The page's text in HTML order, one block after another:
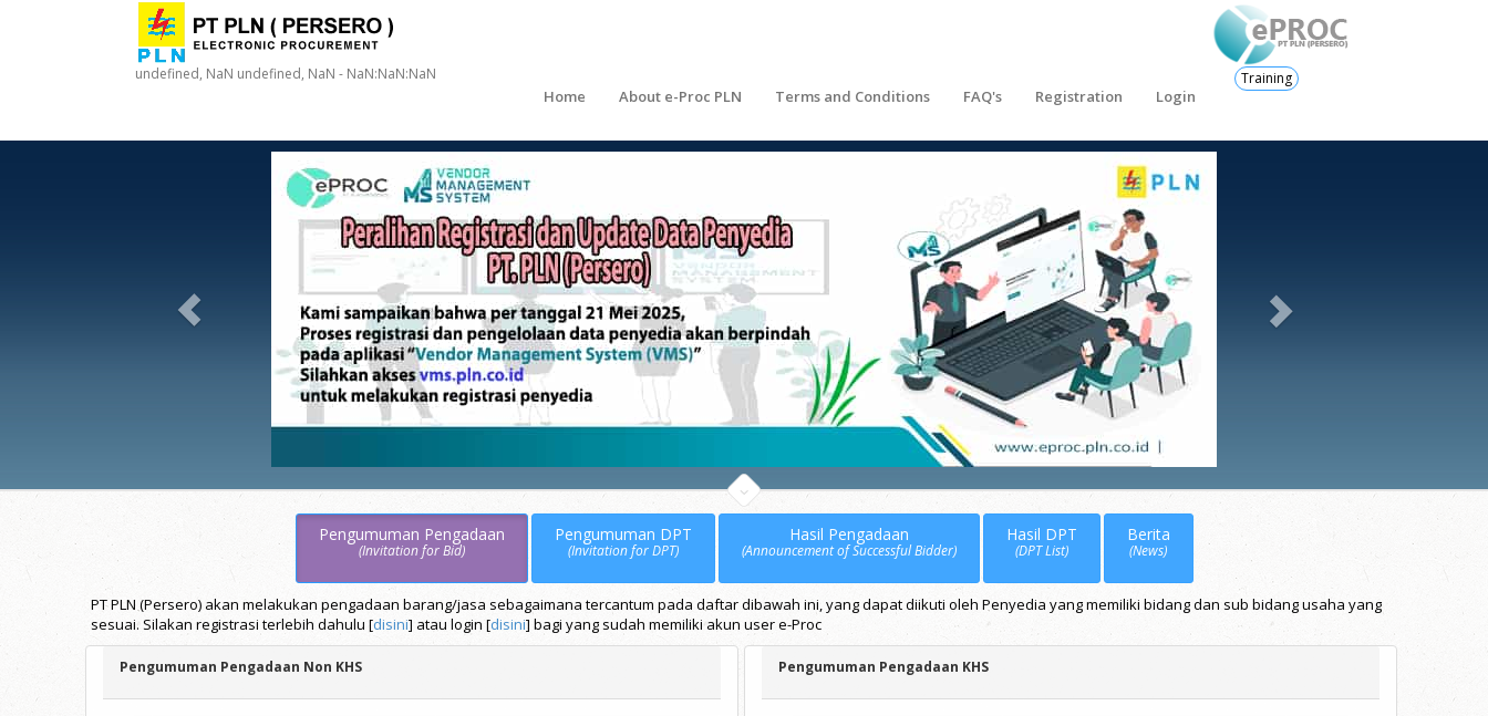
undefined, NaN undefined, NaN - NaN:NaN:NaN Training
Home About e-Proc PLN Terms and Conditions FAQ's Registration Login
Pengumuman Pengadaan
(Invitation for Bid)
Pengumuman DPT
(Invitation for DPT)
Hasil Pengadaan
(Announcement of Successful Bidder)
Hasil DPT
(DPT List)
Berita
(News)
PT PLN (Persero) akan melakukan pengadaan barang/jasa sebagaimana tercantum pada daftar dibawah ini, yang dapat diikuti oleh Penyedia yang memiliki bidang dan sub bidang usaha yang
sesuai. Silakan registrasi terlebih dahulu [disini] atau login [disini] bagi yang sudah memiliki akun user e-Proc
Pengumuman Pengadaan Non KHS Pengumuman Pengadaan KHS